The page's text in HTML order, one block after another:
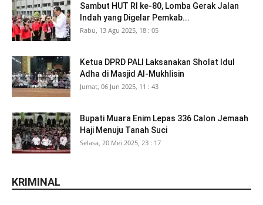
Sambut HUT RI ke-80, Lomba Gerak Jalan
Indah yang Digelar Pemkab...
Rabu, 13 Agu 2025, 18 : 05
Ketua DPRD PALI Laksanakan Sholat Idul
Adha di Masjid Al-Mukhlisin
Jumat, 06 Jun 2025, 11 : 43
Bupati Muara Enim Lepas 336 Calon Jemaah
Haji Menuju Tanah Suci
Selasa, 20 Mei 2025, 23 : 17
KRIMINAL